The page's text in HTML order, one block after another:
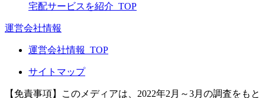
宅配サービスを紹介_TOP
運営会社情報
運営会社情報_TOP
サイトマップ
【免責事項】 このメディアは、2022年2月～3月の調査をもと